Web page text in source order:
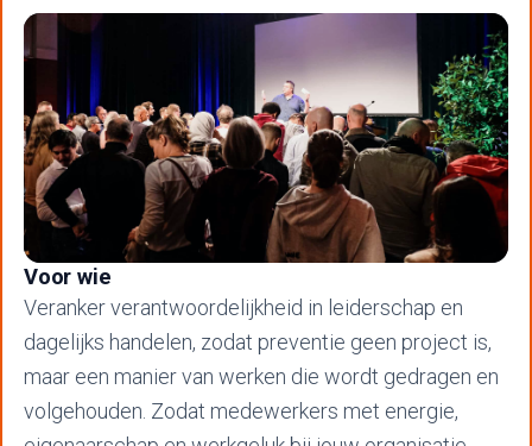
Voor wie
Veranker verantwoordelijkheid in leiderschap en
dagelijks handelen, zodat preventie geen project is,
maar een manier van werken die wordt gedragen en
volgehouden. Zodat medewerkers met energie,